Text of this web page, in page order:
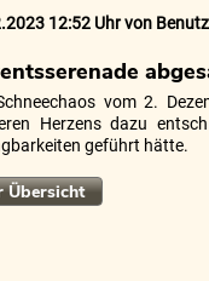
12:52 Uhrvon
vom 2.
Herzens dazu
geführt hätte.
Übersicht